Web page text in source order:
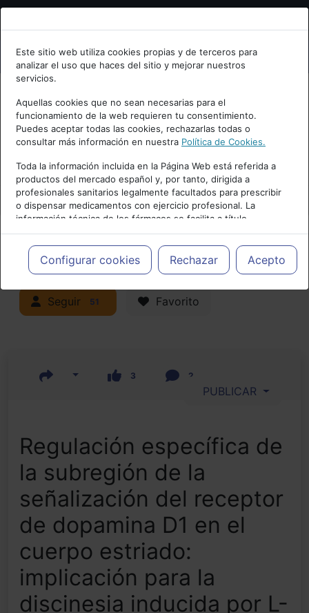
Bienvenid@ a psiquiatria.com
Escribe tu Email
Accede o regístrate con tu email.
Cancelar
Este sitio web utiliza cookies propias y de terceros para
analizar el uso que haces del sitio y mejorar nuestros
servicios.
Aquellas cookies que no sean necesarias para el
funcionamiento de la web requieren tu consentimiento.
Puedes aceptar todas las cookies, rechazarlas todas o
consultar más información en nuestra Política de Cookies.
Toda la información incluida en la Página Web está referida a
productos del mercado español y, por tanto, dirigida a
profesionales sanitarios legalmente facultados para prescribir
o dispensar medicamentos con ejercicio profesional. La
información técnica de los fármacos se facilita a título
meramente informativo, siendo responsabilidad de los
profesionales facultados prescribir medicamentos y decidir, en
cada caso concreto, el tratamiento más adecuado a las
necesidades del paciente.
Configurar cookies Rechazar Acepto
Actualidad y Artículos|
Neuropsiquiatría y Neurología
Seguir 51 Favorito
3 2
PUBLICAR
Regulación específica de
la subregión de la
señalización del receptor
de dopamina D1 en el
cuerpo estriado:
implicación para la
discinesia inducida por L-